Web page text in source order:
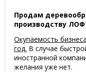
Продам
производству
Окупаемость
год. В случае
иностранной
желания уже нет.